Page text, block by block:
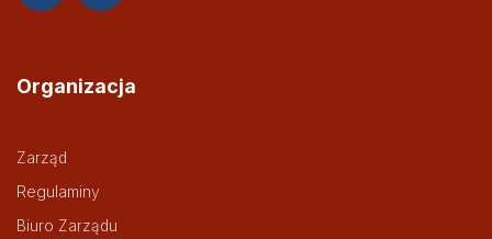
Organizacja
Zarząd
Regulaminy
Biuro Zarządu